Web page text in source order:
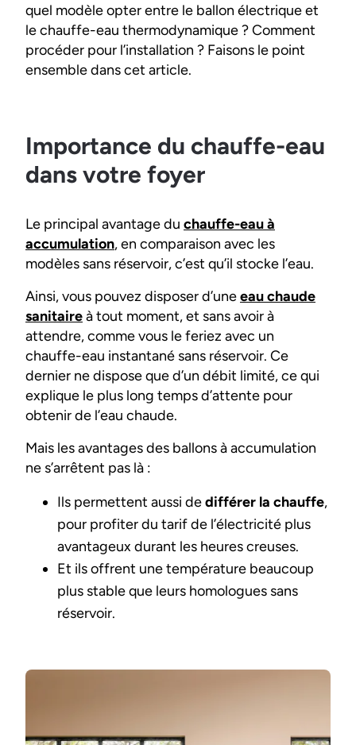
quel modèle opter entre le ballon électrique et
le chauffe-eau thermodynamique ? Comment
procéder pour l’installation ? Faisons le point
ensemble dans cet article.
Importance du chauffe-eau
dans votre foyer
Le principal avantage du chauffe-eau à
accumulation, en comparaison avec les
modèles sans réservoir, c’est qu’il stocke l’eau.
Ainsi, vous pouvez disposer d’uneeau chaude
sanitaireà tout moment, et sans avoir à
attendre, comme vous le feriez avec un
chauffe-eau instantané sans réservoir. Ce
dernier ne dispose que d’un débit limité, ce qui
explique le plus long temps d’attente pour
obtenir de l’eau chaude.
Mais les avantages des ballons à accumulation
ne s’arrêtent pas là :
Ils permettent aussi dedifférer la chauffe,
pour profiter du tarif de l’électricité plus
avantageux durant les heures creuses.
Et ils offrent une température beaucoup
plus stable que leurs homologues sans
réservoir.